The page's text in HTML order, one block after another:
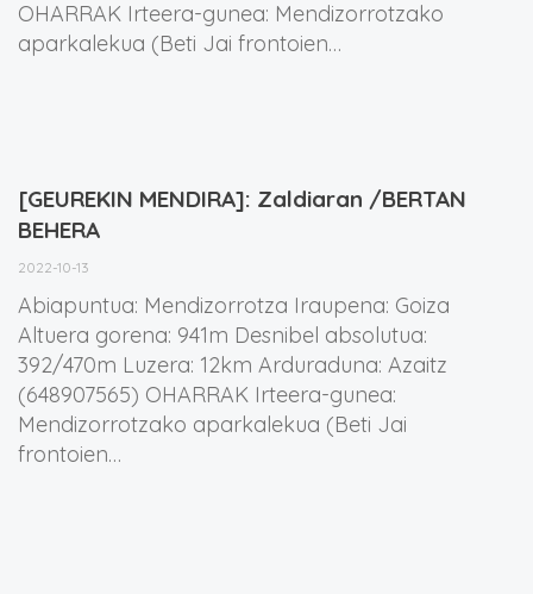
OHARRAK Irteera-gunea: Mendizorrotzako
aparkalekua (Beti Jai frontoien…
[GEUREKIN MENDIRA]: Zaldiaran /BERTAN
BEHERA
2022-10-13
Abiapuntua: Mendizorrotza Iraupena: Goiza
Altuera gorena: 941m Desnibel absolutua:
392/470m Luzera: 12km Arduraduna: Azaitz
(648907565) OHARRAK Irteera-gunea:
Mendizorrotzako aparkalekua (Beti Jai
frontoien…